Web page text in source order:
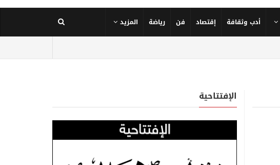
أدب وثقافة إقتصاد فن رياضة المزيد
الإفتتاحية